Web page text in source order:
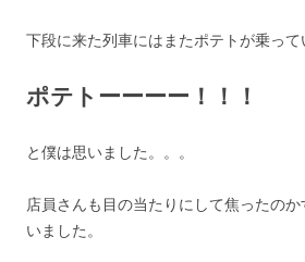
下段に来た列車にはまたポテトが乗って
ポテトーーーー！！！
と僕は思いました。。。
店員さんも目の当たりにして焦ったの
いました。